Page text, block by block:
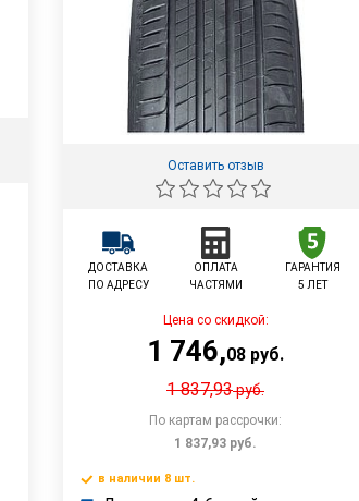
Оставить отзыв
ДОСТАВКА
ПО АДРЕСУ
ОПЛАТА
ЧАСТЯМИ
ГАРАНТИЯ
5 ЛЕТ
Цена со скидкой:
1 746,08 руб.
1 837,93руб.
По картам рассрочки:
1 837,93 руб.
в наличии 8 шт.